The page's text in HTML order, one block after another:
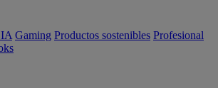
Gaming Productos sostenibles Profesional